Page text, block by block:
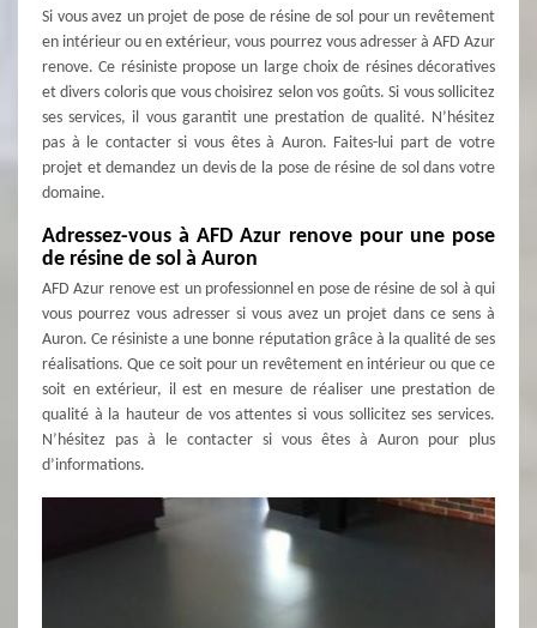
Si vous avez un projet de pose de résine de sol pour un revêtement
en intérieur ou en extérieur, vous pourrez vous adresser à AFD Azur
renove. Ce résiniste propose un large choix de résines décoratives
et divers coloris que vous choisirez selon vos goûts. Si vous sollicitez
ses services, il vous garantit une prestation de qualité. N’hésitez
pas à le contacter si vous êtes à Auron. Faites-lui part de votre
projet et demandez un devis de la pose de résine de sol dans votre
domaine.
Adressez-vous à AFD Azur renove pour une pose
de résine de sol à Auron
AFD Azur renove est un professionnel en pose de résine de sol à qui
vous pourrez vous adresser si vous avez un projet dans ce sens à
Auron. Ce résiniste a une bonne réputation grâce à la qualité de ses
réalisations. Que ce soit pour un revêtement en intérieur ou que ce
soit en extérieur, il est en mesure de réaliser une prestation de
qualité à la hauteur de vos attentes si vous sollicitez ses services.
N’hésitez pas à le contacter si vous êtes à Auron pour plus
d’informations.